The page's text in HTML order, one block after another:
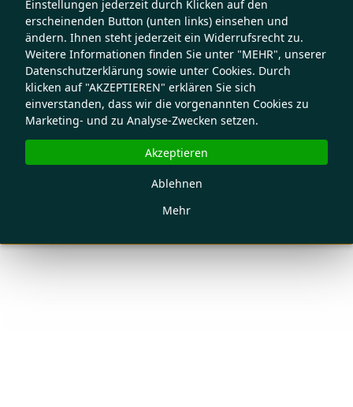
Einstellungen jederzeit durch Klicken auf den
erscheinenden Button (unten links) einsehen und
ändern. Ihnen steht jederzeit ein Widerrufsrecht zu.
Weitere Informationen finden Sie unter "MEHR", unserer
Datenschutzerklärung sowie unter Cookies. Durch
klicken auf "AKZEPTIEREN" erklären Sie sich
einverstanden, dass wir die vorgenannten Cookies zu
Marketing- und zu Analyse-Zwecken setzen.
Mehr
Ablehnen
Akzeptieren